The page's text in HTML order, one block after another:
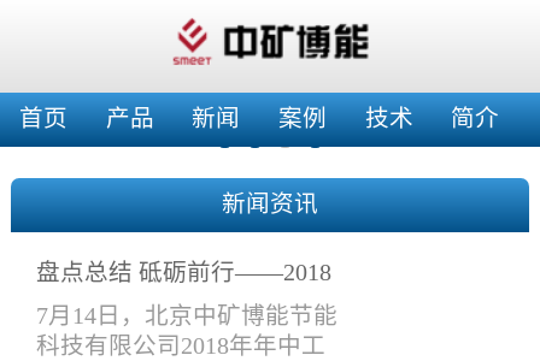
首页 产品 新闻 案例 技术 简介
新闻资讯
盘点总结 砥砺前行——2018
年年中工作会
7月14日，北京中矿博能节能
科技有限公司2018年年中工